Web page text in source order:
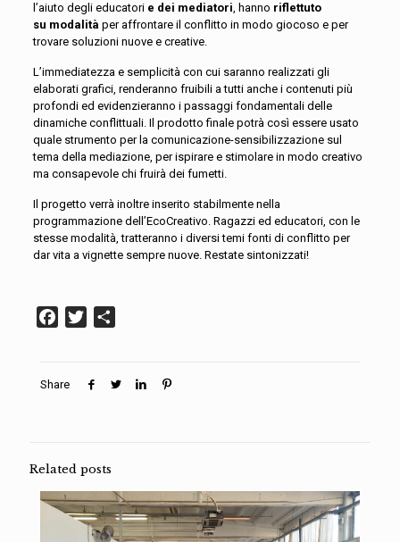
l’aiuto degli educatori e dei mediatori, hanno riflettuto
su modalità per affrontare il conflitto in modo giocoso e per
trovare soluzioni nuove e creative.
L’immediatezza e semplicità con cui saranno realizzati gli
elaborati grafici, renderanno fruibili a tutti anche i contenuti più
profondi ed evidenzieranno i passaggi fondamentali delle
dinamiche conflittuali. Il prodotto finale potrà così essere usato
quale strumento per la comunicazione-sensibilizzazione sul
tema della mediazione, per ispirare e stimolare in modo creativo
ma consapevole chi fruirà dei fumetti.
Il progetto verrà inoltre inserito stabilmente nella
programmazione dell’EcoCreativo. Ragazzi ed educatori, con le
stesse modalità, tratteranno i diversi temi fonti di conflitto per
dar vita a vignette sempre nuove. Restate sintonizzati!
Facebook
Twitter
Share
Related posts